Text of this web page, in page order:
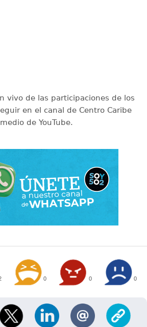
vivo de las participaciones de los
en el canal de Centro Caribe
de YouTube.
0 0 0